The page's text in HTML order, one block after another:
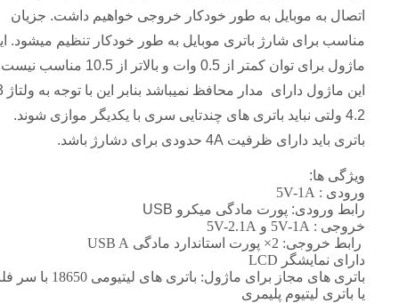
اتصال به موبایل به طور خودکار خروجی خواهیم داشت. جزیان
مناسب برای شارژ باتری موبایل به طور خودکار تنظیم میشود.
ماژول برای توان کمتر از 0.5 وات و بالاتر از 10.5 مناسب
4.2 ولتی نباید باتری های چندتایی سری با یکدیگر موازی شوند.
باتری باید دارای ظرفیت 4A حدودی برای دشارژ باشد.
ویژگی ها:
ورودی : 5V-1A
رابط ورودی: پورت مادگی میکرو USB
خروجی : 5V-1A و 5V-2.1A
رابط خروجی: 2× پورت استاندارد مادگی USB A
دارای نمایشگر LCD
باتری های مجاز برای ماژول: باتری های لیتیومی
یا باتری لیتیوم پلیمری